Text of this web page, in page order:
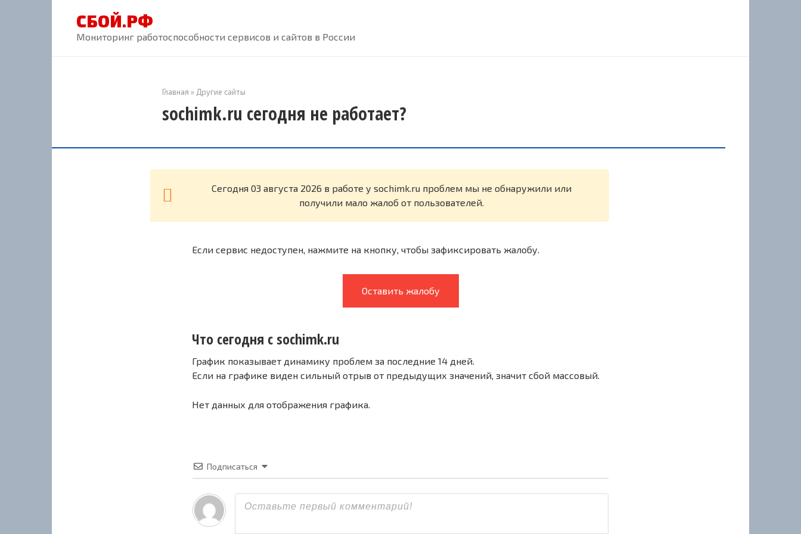
СБОЙ.РФ
Мониторинг работоспособности сервисов и сайтов в России
Главная » Другие сайты
sochimk.ru сегодня не работает?
Cегодня 03 августа 2026 в работе у sochimk.ru проблем мы не обнаружили или
получили мало жалоб от пользователей.
Если сервис недоступен, нажмите на кнопку, чтобы зафиксировать жалобу.
Оставить жалобу
Что сегодня с sochimk.ru
График показывает динамику проблем за последние 14 дней.
Если на графике виден сильный отрыв от предыдущих значений, значит сбой массовый.
Нет данных для отображения графика.
Подписаться